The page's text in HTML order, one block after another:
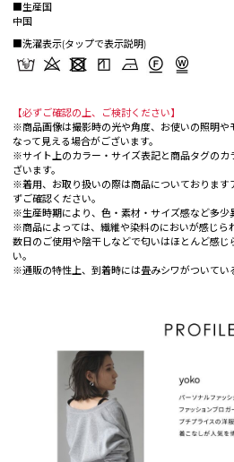
■生産国
中国
■洗濯表示(タップで表示説明)
【必ずご確認の上、ご検討ください】
※商品画像は撮影時の光や角度、お使いの照明や
なって見える場合がございます。
※サイト上のカラー・サイズ表記と商品タグのカ
ざいます。
※着用、お取り扱いの際は商品についております
ずご確認ください。
※生産時期により、色・素材・サイズ感など多少
※商品によっては、繊維や染料のにおいが感じら
数日のご使用や陰干しなどで匂いはほとんど感
い。
※通販の特性上、到着時には畳みシワがついてい